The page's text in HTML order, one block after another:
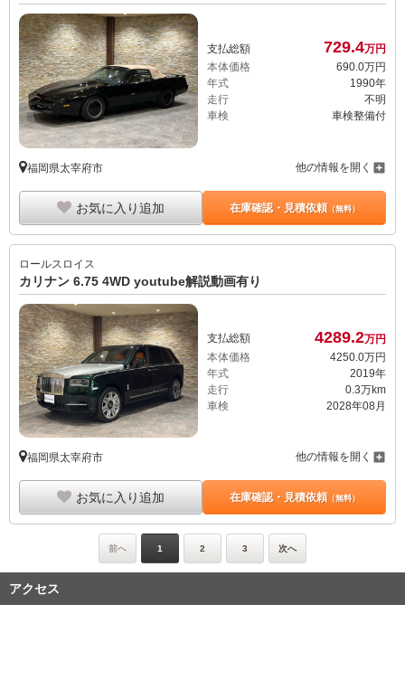
支払総額 729.4万円
本体価格
690.0万円
年式
1990年
走行
不明
車検
車検整備付
福岡県太宰府市 他の情報を開く
お気に入り追加 在庫確認・見積依頼（無料）
ロールスロイス
カリナン 6.75 4WD youtube解説動画有り
支払総額 4289.2万円
本体価格
4250. 0万円
年式
2019年
走行
0.3万km
車検
2028年08月
福岡県太宰府市 他の情報を開く
お気に入り追加 在庫確認・見積依頼（無料）
前へ 1 2 3 次へ
アクセス